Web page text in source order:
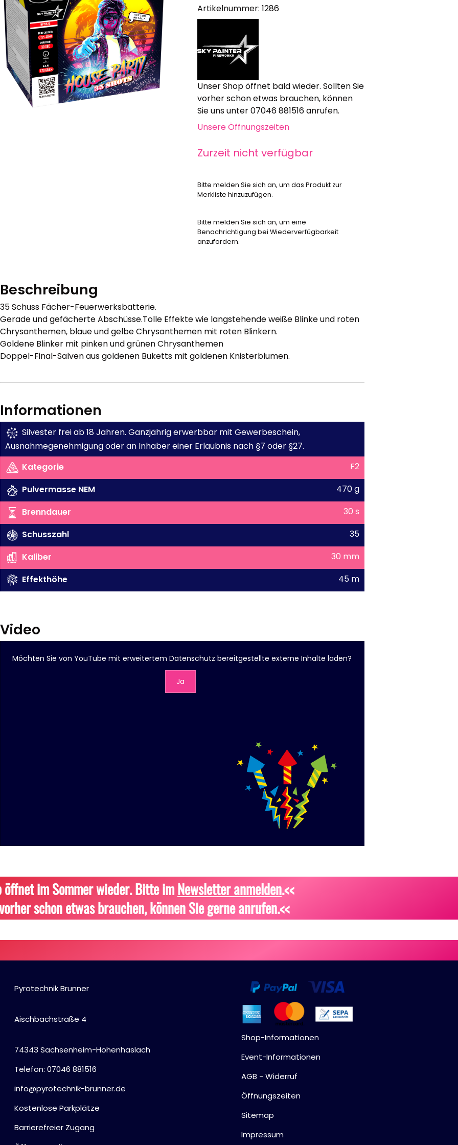
Hochzeit, Geburtstag, Party
Alle anzeigen
Feuerschriften
Indoor-Fontänen
Herz- und Konfetti-Shooter
Wunderkerzen, Fackeln
Tischfeuerwerk
Werbeartikel
Bekleidung
Attrappen
Sonstiges
Geschenkgutscheine
Artikelnummer: 1286
Unser Shop öffnet bald wieder. Sollten Sie
vorher schon etwas brauchen, können
Sie uns unter 07046 881516 anrufen.
Unsere Öffnungszeiten
Zurzeit nicht verfügbar
Bitte melden Sie sich an, um das Produkt zur
Merkliste hinzuzufügen.
Bitte melden Sie sich an, um eine
Benachrichtigung bei Wiederverfügbarkeit
anzufordern.
Beschreibung
35 Schuss Fächer-Feuerwerksbatterie.
Gerade und gefächerte Abschüsse.Tolle Effekte wie langstehende weiße Blinke und roten
Chrysanthemen, blaue und gelbe Chrysanthemen mit roten Blinkern.
Goldene Blinker mit pinken und grünen Chrysanthemen
Doppel-Final-Salven aus goldenen Buketts mit goldenen Knisterblumen.
Informationen
Silvester frei ab 18 Jahren. Ganzjährig erwerbbar mit Gewerbeschein,
Ausnahmegenehmigung oder an Inhaber einer Erlaubnis nach §7 oder §27.
Kategorie
F2
Pulvermasse NEM
470 g
Brenndauer
30 s
Schusszahl
35
Kaliber
30 mm
Effekthöhe
45 m
Video
Möchten Sie vonYouTube mit erweitertem Datenschutz bereitgestellte externe Inhalte laden?
Ja
öffnet im Sommer wieder. Bitte imNewsletter anmelden.<<
schon etwas brauchen, können Sie gerne anrufen.<<
Pyrotechnik Brunner
Aischbachstraße 4
74343 Sachsenheim-Hohenhaslach
Telefon: 07046 881516
info@pyrotechnik-brunner.de
Kostenlose Parkplätze
Barrierefreier Zugang
Shop-Informationen
Event-Informationen
AGB - Widerruf
Öffnungszeiten
Sitemap
Impressum